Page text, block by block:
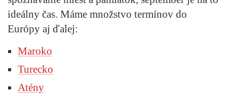
ideálny čas. Máme množstvo termínov do
Európy aj ďalej:
Maroko
Turecko
Atény